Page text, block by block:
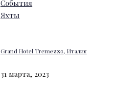
События
Яхты
Grand Hotel Tremezzo, Италия
31 марта, 2023